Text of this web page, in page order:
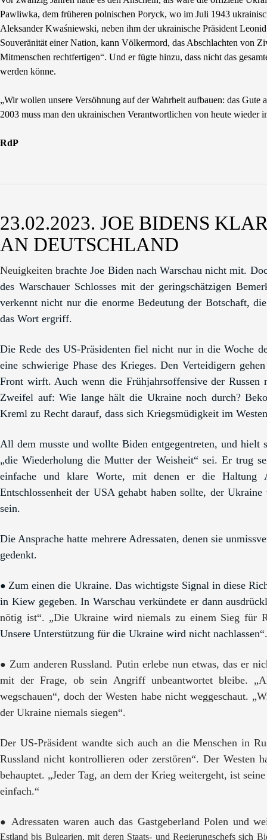
Pawliwka, dem früheren polnischen Poryck, wo im Juli 1943
Aleksander Kwaśniewski, neben ihm der ukrainische Präsident
Souveränität einer Nation, kann Völkermord, das Abschlachten von
Mitmenschen rechtfertigen“. Und er fügte hinzu, dass nicht das
werden könne.
„Wir wollen unsere Versöhnung auf der Wahrheit aufbauen: das Gute
2003 muss man den ukrainischen Verantwortlichen von heute wieder
RdP
23.02.2023. JOE BIDENS
AN DEUTSCHLAND
Neuigkeitenbrachte Joe Biden nach Warschau nicht mit.
des Warschauer Schlosses mit der geringschätzigen
verkennt nicht nur die enorme Bedeutung der Botschaft,
das Wort ergriff.
Die Rede des US-Präsidenten fiel nicht nur in die Woche
eine schwierige Phase des Krieges. Den Verteidigern
Front wirft. Auch wenn die Frühjahrsoffensive der Russen
Zweifel auf: Wie lange hält die Ukraine noch durch?
Kreml zu Recht darauf, dass sich Kriegsmüdigkeit im
All dem musste und wollte Biden entgegentreten, und hielt
„die Wiederholung die Mutter der Weisheit“ sei. Er trug
einfache und klare Worte, mit denen er die Haltung
Entschlossenheit der USA gehabt haben sollte, der
sein.
Die Ansprache hatte mehrere Adressaten, denen sie
gedenkt.
● Zum einen die Ukraine. Das wichtigste Signal in diese
in Kiew gegeben. In Warschau verkündete er dann
nötig ist“. „Die Ukraine wird niemals zu einem Sieg für
Unsere Unterstützung für die Ukraine wird nicht nachlassen“.
● Zum anderen Russland. Putin erlebe nun etwas, das er
mit der Frage, ob sein Angriff unbeantwortet bleibe.
wegschauen“, doch der Westen habe nicht weggeschaut.
der Ukraine niemals siegen“.
Der US-Präsident wandte sich auch an die Menschen in
Russland nicht kontrollieren oder zerstören“. Der Westen
behauptet. „Jeder Tag, an dem der Krieg weitergeht, ist
einfach.“
● Adressaten waren auch das Gastgeberland Polen und
Estland bis Bulgarien, mit deren Staats- und Regierungschefs sich